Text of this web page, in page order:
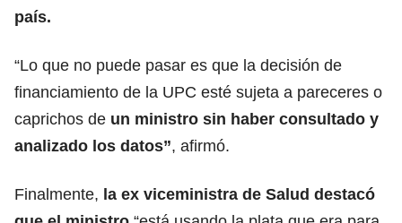
país.
“Lo que no puede pasar es que la decisión de
financiamiento de la UPC esté sujeta a pareceres o
caprichos de un ministro sin haber consultado y
analizado los datos”, afirmó.
Finalmente, la ex viceministra de Salud destacó